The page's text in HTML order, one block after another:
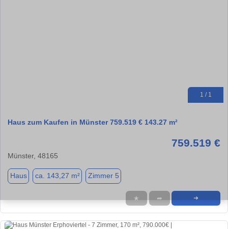
1 / 1
Haus zum Kaufen in Münster 759.519 € 143.27 m²
759.519 €
Münster, 48165
Haus ca. 143,27 m² Zimmer 5
★ ➦ ➜